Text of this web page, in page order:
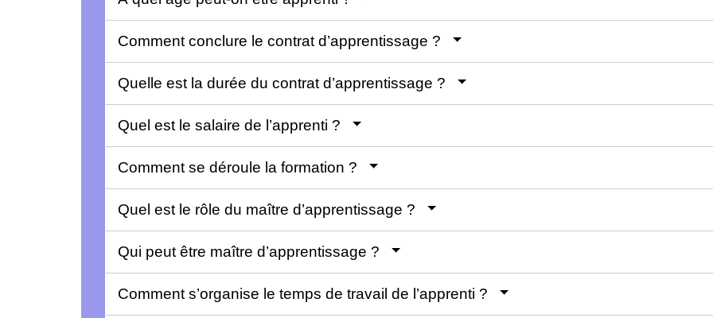
Comment conclure le contrat d’apprentissage ?
Quelle est la durée du contrat d’apprentissage ?
Quel est le salaire de l’apprenti ?
Comment se déroule la formation ?
Quel est le rôle du maître d’apprentissage ?
Qui peut être maître d’apprentissage ?
Comment s’organise le temps de travail de l’apprenti ?